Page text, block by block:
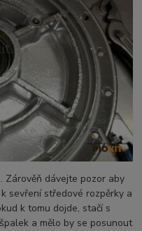
Zárověň dávejte pozor aby
sevření středové rozpěrky a
k tomu dojde, stačí s
a mělo by se posunout